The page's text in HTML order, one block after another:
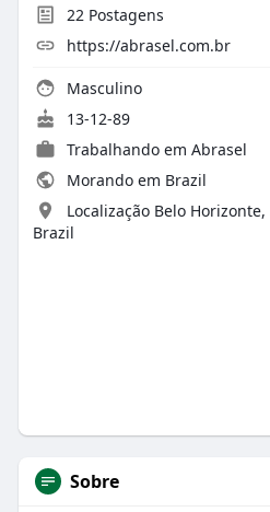
22 Postagens
https://abrasel.com.br
Masculino
13-12-89
Trabalhando em Abrasel
Morando em Brazil
Localização Belo
Brazil
Sobre